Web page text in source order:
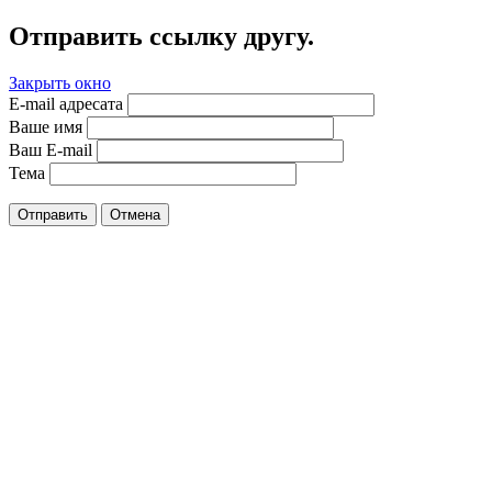
Отправить ссылку другу.
Закрыть окно
E-mail адресата
Ваше имя
Ваш E-mail
Тема
Отправить Отмена